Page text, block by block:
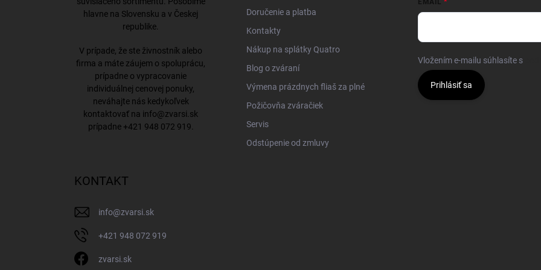
hlavne na Slovensku a v Českej
republike.
V prípade, že ste živnostník alebo
firma a máte záujem o spoluprácu,
prípadne o vypracovanie
individuálnej cenovej ponuky,
neváhajte nás kedykoľvek
kontaktovať na info@zvarsi.sk
prípadne +421 948 072 919
Doručenie a platba
Kontakty
Nákup na splátky Quatro
Blog o zváraní
Výmena prázdnych fliaš za plné
Požičovňa zváračiek
Servis
Odstúpenie od zmluvy
EMAIL
Vložením e-mailu súhlasíte s
Prihlásiť sa
KONTAKT
info@zvarsi.sk
+421 948 072 919
zvarsi.sk